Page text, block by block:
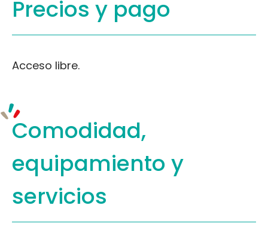
Precios y pago
Acceso libre.
Comodidad,
equipamientoy
servicios